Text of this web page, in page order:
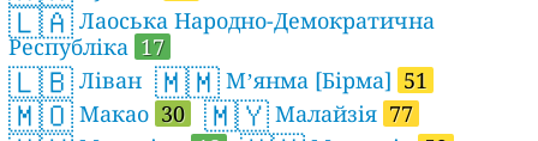
🇱🇦 Лаоська Народно-Демократична
Республіка 17
🇱🇧 Ліван 🇲🇲 Мʼянма [Бірма] 51
🇲🇴 Макао 30 🇲🇾 Малайзія 77